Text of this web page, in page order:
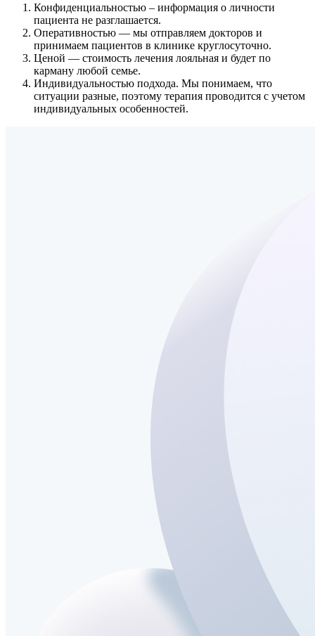
Конфиденциальностью – информация о личности
пациента не разглашается.
Оперативностью — мы отправляем докторов и
принимаем пациентов в клинике круглосуточно.
Ценой — стоимость лечения лояльная и будет по
карману любой семье.
Индивидуальностью подхода. Мы понимаем, что
ситуации разные, поэтому терапия проводится с учетом
индивидуальных особенностей.